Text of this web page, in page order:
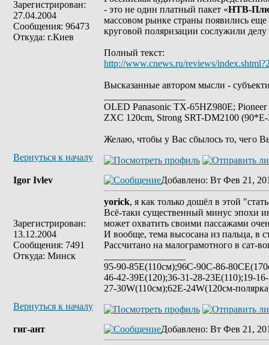
Зарегистрирован:
27.04.2004
Сообщения: 96473
Откуда: г.Киев
- это не один платный пакет «НТВ-
массовом рынке страны появились еще
круговой поляризации сослужили
Полный текст:
http://www.cnews.ru/reviews/
Высказанные автором мысли -
OLED Panasonic TX-65HZ980E;
ZXC 120cm, Strong SRT-DM2100
Желаю, чтобы у Вас сбылось то, чего
Вернуться к началу
Igor Ivlev
Зарегистрирован:
13.12.2004
Сообщения: 7491
Откуда: Минск
Добавлено: Вт Фев 21,
yorick, я как только дошёл в этой
Всё-таки существенный минус эпохи
может охватить своими пассажами
И вообще, тема высосана из пальца, в
Рассчитано на малограмотного в сат-
95-90-85Е(110см);96C-90C-86-
46-42-39E(120);36-31-28-23E(110);19-
27-30W(110см);62E-24W(120см-
Вернуться к началу
гиг-ант Добавлено: Вт Фев 21,